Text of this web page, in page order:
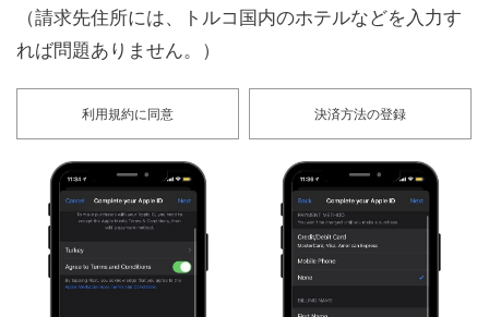
（請求先住所には、トルコ国内のホテルなどを入力す
れば問題ありません。）
利用規約に同意 決済方法の登録